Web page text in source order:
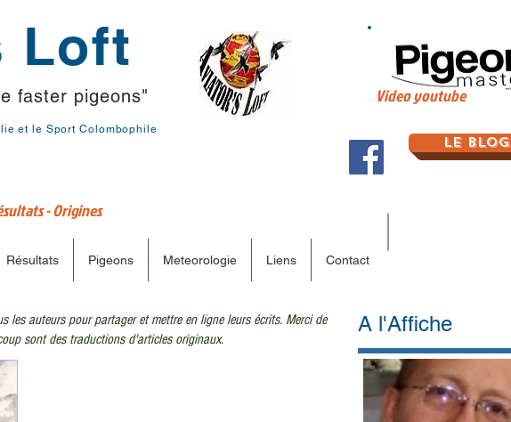
Loft
faster pigeons"
et le Sport Colombophile
- Origines
Video youtube
Le Blog
Résultats Pigeons Meteorologie Liens Contact
auteurs pour partager et mettre en ligne leurs écrits. Merci de
sont des traductions d'articles originaux.
A l'Affiche